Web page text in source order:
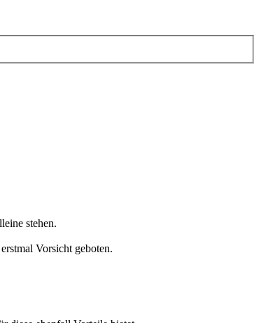
stehen.
Vorsicht geboten.